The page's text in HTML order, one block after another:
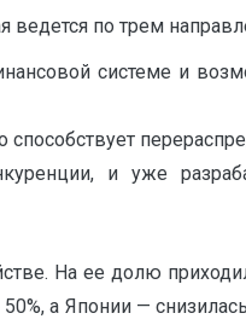
по трем
системе и
и уже
На ее долю
а Японии —